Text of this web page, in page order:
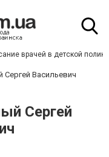
врачей в детской
Васильевич
Сергей